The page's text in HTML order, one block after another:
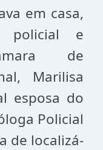
em casa,
policial e
de
Marilisa
esposa do
Policial
de localizá-